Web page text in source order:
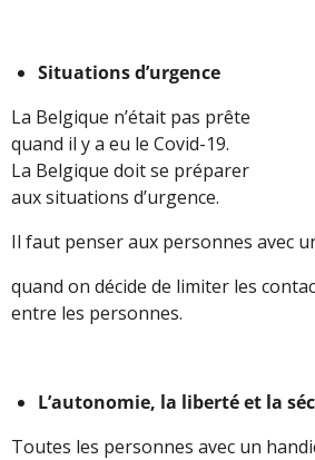
Situations d’urgence
La Belgique n’était pas prête
quand il y a eu le Covid-19.
La Belgique doit se préparer
aux situations d’urgence.
Il faut penser aux personnes avec
quand on décide de limiter les
entre les personnes.
L’autonomie, la liberté et la
Toutes les personnes avec un